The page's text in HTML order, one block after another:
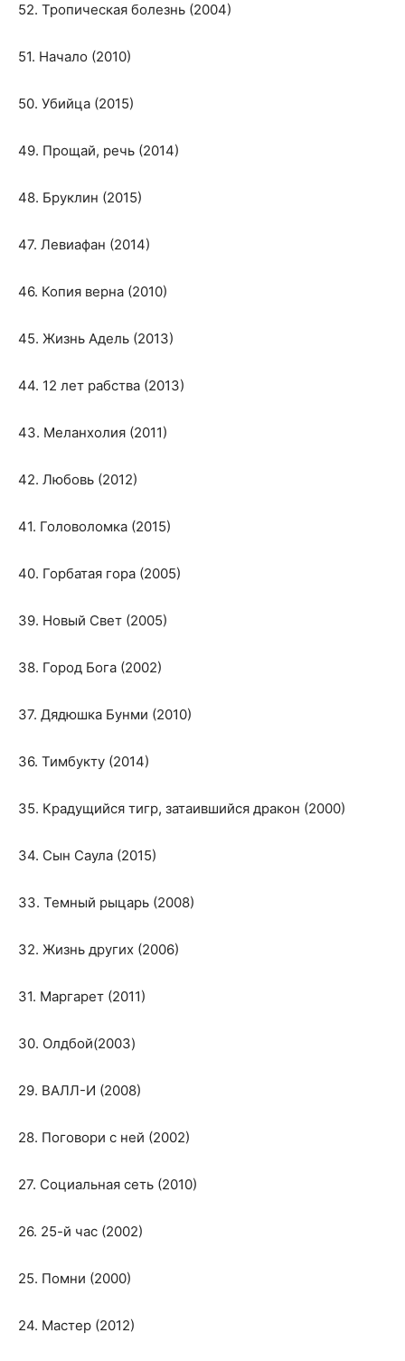
52. Тропическая болезнь (2004)
51. Начало (2010)
50. Убийца (2015)
49. Прощай, речь (2014)
48. Бруклин (2015)
47. Левиафан (2014)
46. Копия верна (2010)
45. Жизнь Адель (2013)
44. 12 лет рабства (2013)
43. Меланхолия (2011)
42. Любовь (2012)
41. Головоломка (2015)
40. Горбатая гора (2005)
39. Новый Свет (2005)
38. Город Бога (2002)
37. Дядюшка Бунми (2010)
36. Тимбукту (2014)
35. Крадущийся тигр, затаившийся дракон (2000)
34. Сын Саула (2015)
33. Темный рыцарь (2008)
32. Жизнь других (2006)
31. Маргарет (2011)
30. Олдбой(2003)
29. ВАЛЛ-И (2008)
28. Поговори с ней (2002)
27. Социальная сеть (2010)
26. 25-й час (2002)
25. Помни (2000)
24. Мастер (2012)